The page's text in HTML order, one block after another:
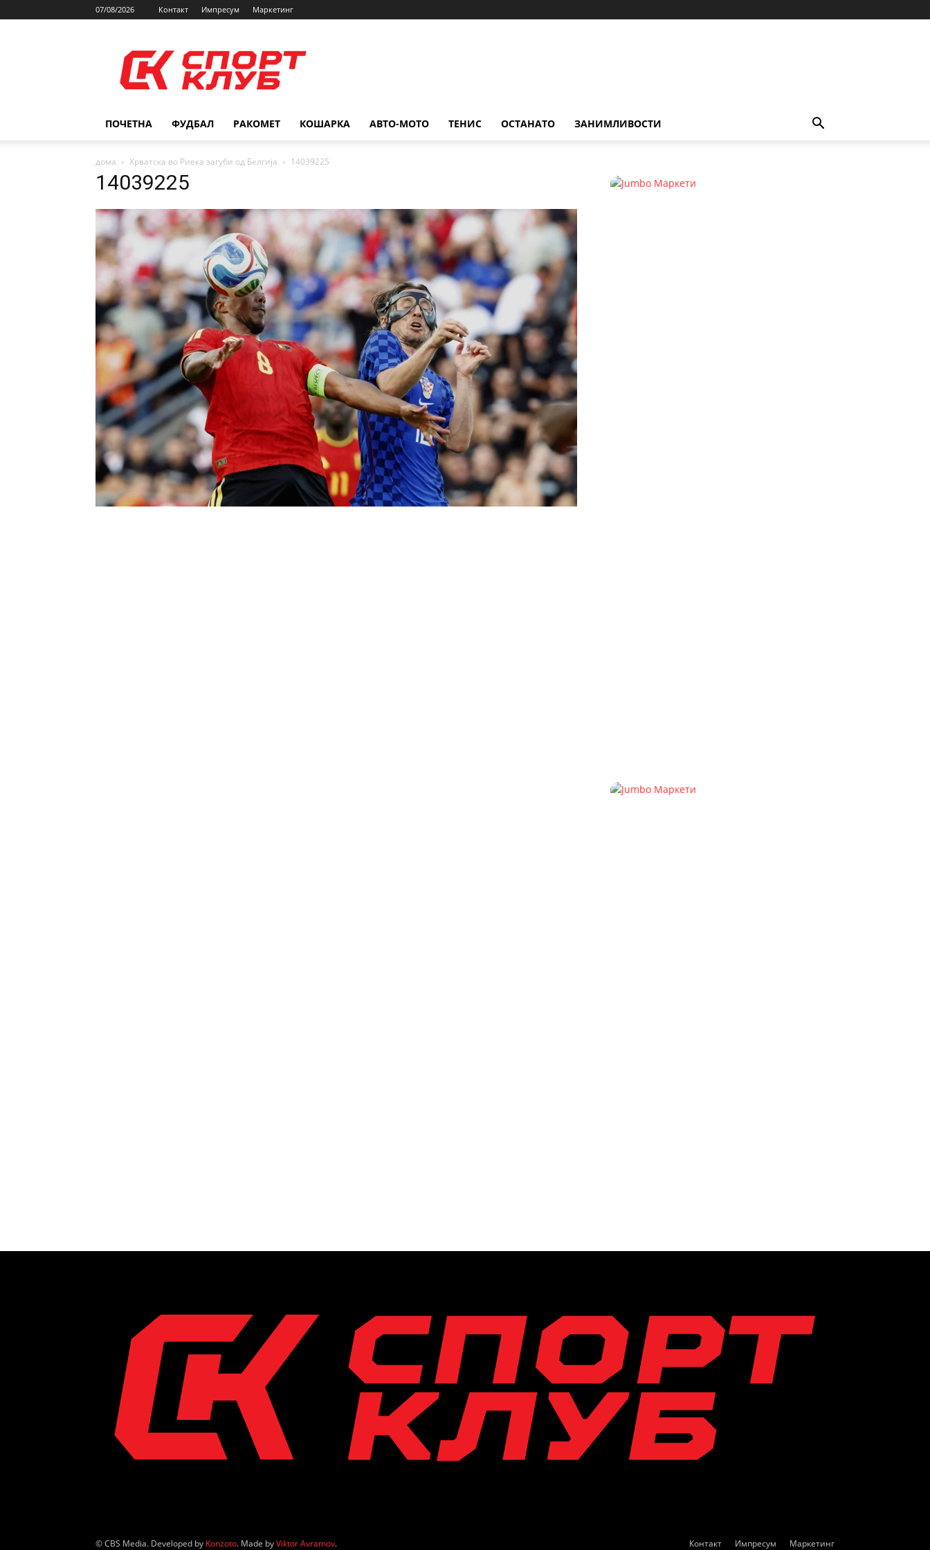
07/08/2026 Контакт Импресум Маркетинг
ПОЧЕТНА ФУДБАЛ РАКОМЕТ КОШАРКА АВТО-МОТО ТЕНИС ОСТАНАТО ЗАНИМЛИВОСТИ
дома Хрватска во Риека загуби од Белгија 14039225
14039225
Контакт Импресум Маркетинг
© CBS Media. Developed by Konzoto. Made byViktor Avramov.